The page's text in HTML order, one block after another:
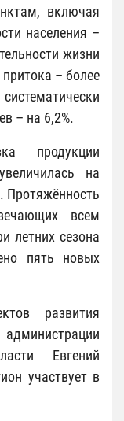
включая
населения –
жизни
– более
– на 6,2%.
продукции
на
Протяжённость
всем
летних сезона
пять новых
развития
Евгений
участвует в